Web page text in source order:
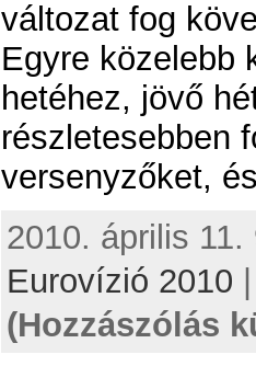
változat fog
Egyre közelebb
hetéhez, jövő
részletesebben
versenyzőket,
2010. április
Eurovízió 2010
(Hozzászólás